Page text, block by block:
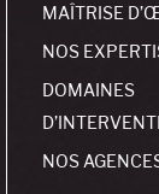
MAÎTRISE
NOS
DOMAINES
NOS